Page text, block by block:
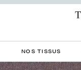
NOS TISSUS